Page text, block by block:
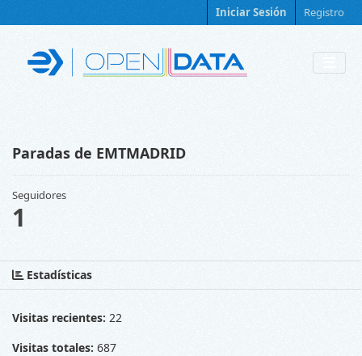
Iniciar Sesión Registro
Paradas de EMTMADRID
Seguidores
1
Estadísticas
Visitas recientes: 22
Visitas totales: 687